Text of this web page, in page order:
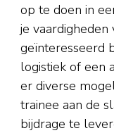
op te doen in
je
geïnteresseerd
logistiek of een
er diverse
trainee aan de
bijdrage te